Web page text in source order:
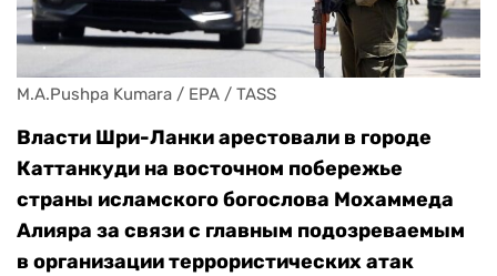
M.A.Pushpa Kumara / EPA / TASS
Власти Шри-Ланки арестовали в городе
Каттанкуди на восточном побережье
страны исламского богослова Мохаммеда
Алияра за связи с главным подозреваемым
в организации террористических атак